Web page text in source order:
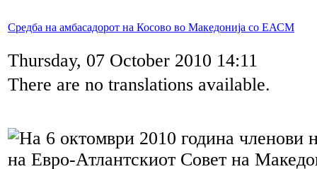
Средба на амбасадорот на Косово во Македонија со ЕАСМ
Thursday, 07 October 2010 14:11
There are no translations available.
На 6 октомври 2010 година членови
на Евро-Атлантскиот Совет на